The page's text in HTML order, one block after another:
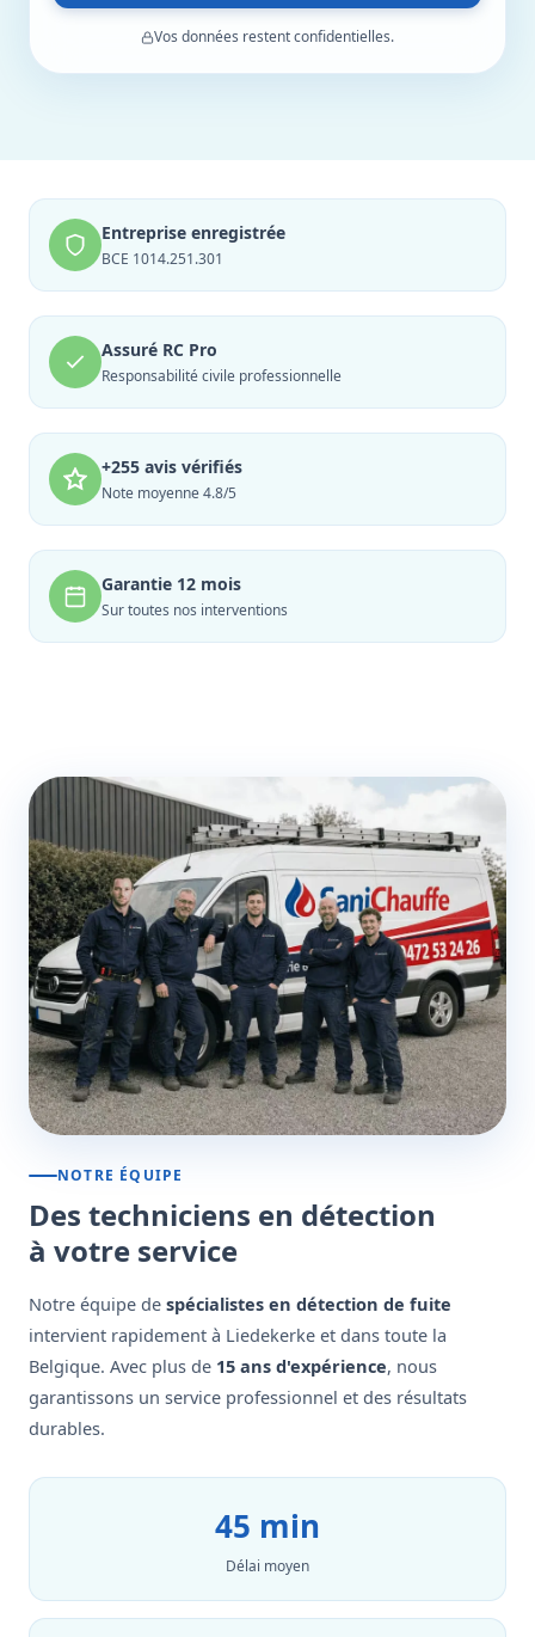
Vos données restent confidentielles.
Entreprise enregistrée
BCE 1014.251.301
Assuré RC Pro
Responsabilité civile professionnelle
+255 avis vérifiés
Note moyenne 4.8/5
Garantie 12 mois
Sur toutes nos interventions
NOTRE ÉQUIPE
Des techniciens en détection
à votre service
Notre équipe de spécialistes en détection de fuite
intervient rapidement à Liedekerke et dans toute la
Belgique. Avec plus de 15 ans d'expérience, nous
garantissons un service professionnel et des résultats
durables.
45 min
Délai moyen